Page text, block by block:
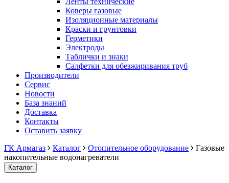
Коверы газовые
Изоляционные материалы
Краски и грунтовки
Герметики
Электроды
Таблички и знаки
Салфетки для обезжиривания труб
Производители
Сервис
Новости
База знаний
Доставка
Контакты
Оставить заявку
ГК Армагаз
Каталог Отопительное оборудование
Газовые
накопительные водонагреватели
Каталог